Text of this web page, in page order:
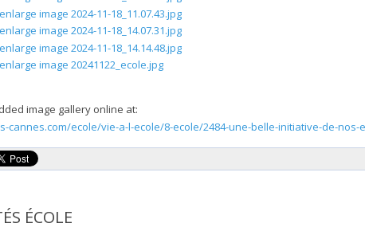
image gallery online at:
cannes.com/ecole/vie-a-l-ecole/8-ecole/2484-une-belle-initiative-de-nos-
ÉCOLE